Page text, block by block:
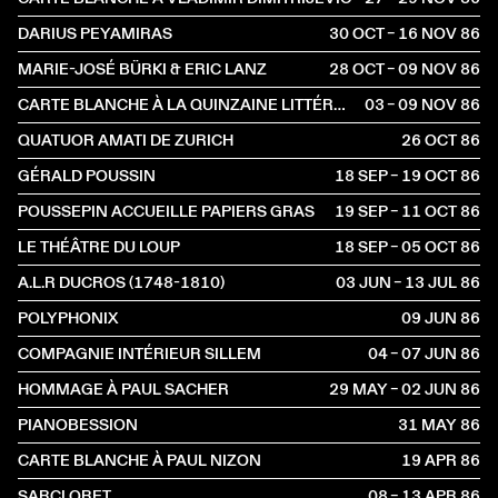
DARIUS PEYAMIRAS
30 OCT – 16 NOV1986
MARIE-JOSÉ BÜRKI & ERIC LANZ
28 OCT – 09 NOV1986
CARTE BLANCHE À LA QUINZAINE LITTÉRAIRE
03 – 09 NOV1986
QUATUOR AMATI DE ZURICH
26 OCT1986
GÉRALD POUSSIN
18 SEP – 19 OCT1986
POUSSEPIN ACCUEILLE PAPIERS GRAS
19 SEP – 11 OCT1986
LE THÉÂTRE DU LOUP
18 SEP – 05 OCT1986
A.L.R DUCROS (1748-1810)
03 JUN – 13 JUL1986
POLYPHONIX
09 JUN1986
COMPAGNIE INTÉRIEUR SILLEM
04 – 07 JUN1986
HOMMAGE À PAUL SACHER
29 MAY – 02 JUN1986
PIANOBESSION
31 MAY1986
CARTE BLANCHE À PAUL NIZON
19 APR1986